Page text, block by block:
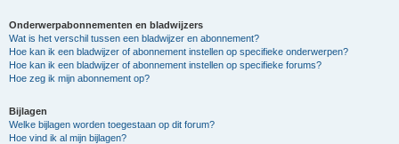
Onderwerpabonnementen en bladwijzers
Wat is het verschil tussen een bladwijzer en abonnement?
Hoe kan ik een bladwijzer of abonnement instellen op specifieke onderwerpen?
Hoe kan ik een bladwijzer of abonnement instellen op specifieke forums?
Hoe zeg ik mijn abonnement op?
Bijlagen
Welke bijlagen worden toegestaan op dit forum?
Hoe vind ik al mijn bijlagen?